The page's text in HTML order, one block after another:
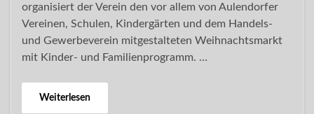
organisiert der Verein den vor allem von Aulendorfer
Vereinen, Schulen, Kindergärten und dem Handels-
und Gewerbeverein mitgestalteten Weihnachtsmarkt
mit Kinder- und Familienprogramm. …
Weiterlesen